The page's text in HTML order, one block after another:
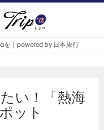
を｜powered by 日本旅行
い！「熱海
ット